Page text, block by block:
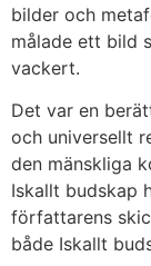
bilder och
målade ett bild
vackert.
Det var en
och universellt
den mänskliga
Iskallt budskap
författarens
både Iskallt